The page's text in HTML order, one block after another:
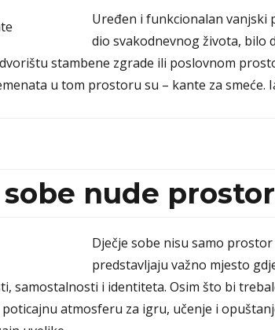
Uređen i funkcionalan vanjski
dio svakodnevnog života, bilo
stambene zgrade ili poslovnom
u tom prostoru su – kante za smeće.
nude
Dječje sobe nisu samo prostor
predstavljaju važno mjesto
samostalnosti i identiteta. Osim što bi
atmosferu za igru, učenje i